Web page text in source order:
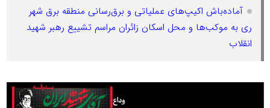
آماده‌باش اکیپ‌های عملیاتی و برق‌رسانی منطقه برق شهر
ری به موکب‌ها و محل اسکان زائران مراسم تشییع رهبر شهید
انقلاب